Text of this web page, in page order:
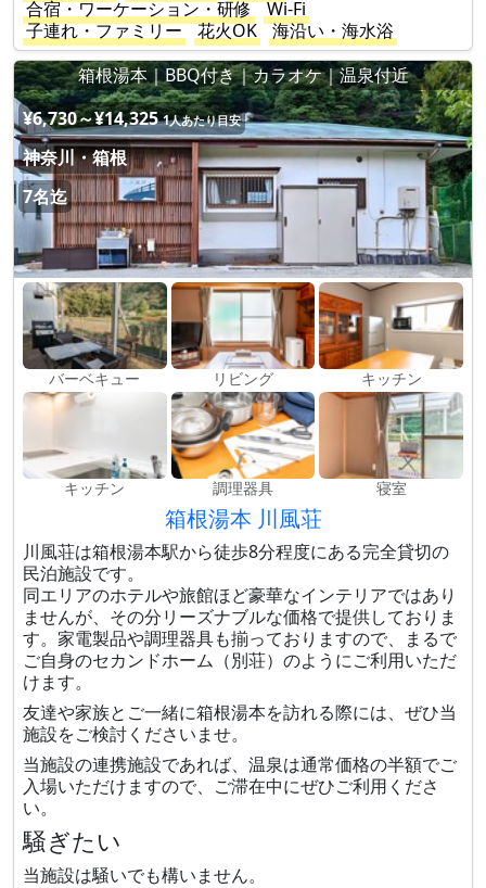
合宿・ワーケーション・研修
Wi-Fi
子連れ・ファミリー
花火OK
海沿い・海水浴
箱根湯本｜BBQ付き｜カラオケ｜温泉付近
¥6,730～¥14,325 1人あたり目安
神奈川・箱根
7名迄
バーベキュー リビング キッチン
キッチン 調理器具 寝室
箱根湯本 川風荘
川風荘は箱根湯本駅から徒歩8分程度にある完全貸切の
民泊施設です。
同エリアのホテルや旅館ほど豪華なインテリアではあり
ませんが、その分リーズナブルな価格で提供しておりま
す。家電製品や調理器具も揃っておりますので、まるで
ご自身のセカンドホーム（別荘）のようにご利用いただ
けます。
友達や家族とご一緒に箱根湯本を訪れる際には、ぜひ当
施設をご検討くださいませ。
当施設の連携施設であれば、温泉は通常価格の半額でご
入場いただけますので、ご滞在中にぜひご利用くださ
い。
騒ぎたい
当施設は騒いでも構いません。